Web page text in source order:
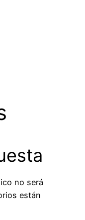
no será
están